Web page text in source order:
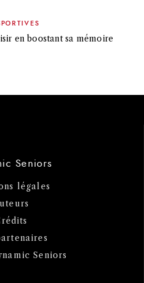
en boostant sa mémoire
Seniors
légales
Seniors